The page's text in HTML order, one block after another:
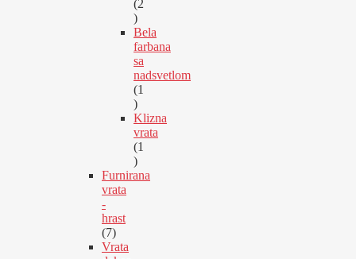
2
2
proizvoda
Bela
farbana
sa
nadsvetlom
1
1
proizvod
Klizna
vrata
1
1
proizvod
Furnirana
vrata
-
hrast
77
proizvoda
Vrata